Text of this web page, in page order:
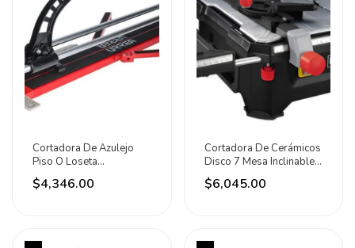
Cortadora De Azulejo
Piso O Loseta
Profesional 30 PuLG
Urrea
$4,346.00
Cortadora De Cerámicos
Disco 7 Mesa Inclinable
600w Urrea
$6,045.00